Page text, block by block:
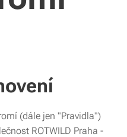
(dále jen "Pravidla")
ROTWILD Praha -